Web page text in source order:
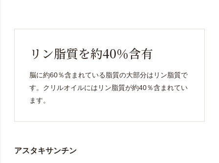
リン脂質を約40％含有
脳に約60％含まれている脂質の大部分はリン脂質で
す。クリルオイルにはリン脂質が約40％含まれてい
ます。
アスタキサンチン